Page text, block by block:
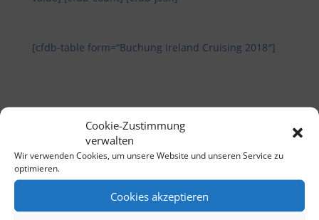
Cookie-Zustimmung
verwalten
Wir verwenden Cookies, um unsere Website und unseren Service zu
optimieren.
Cookies akzeptieren
[cfdb-table form=“Buchung Ireland Cruising 2018″]
Powered byLayer Druck und Medien Pforzheim